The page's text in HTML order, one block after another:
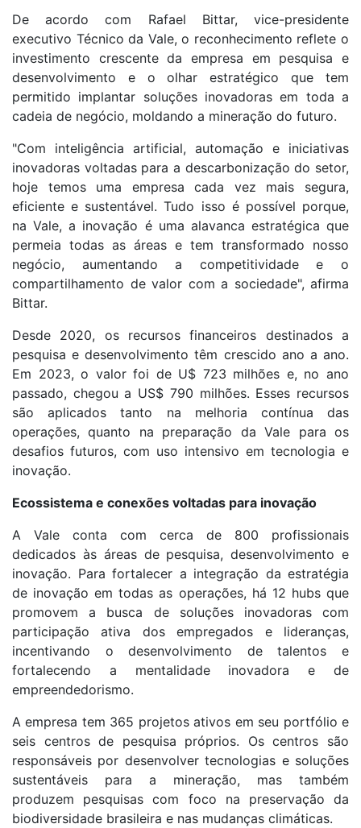
De acordo com Rafael Bittar, vice-presidente
executivo Técnico da Vale, o reconhecimento reflete o
investimento crescente da empresa em pesquisa e
desenvolvimento e o olhar estratégico que tem
permitido implantar soluções inovadoras em toda a
cadeia de negócio, moldando a mineração do futuro.
"Com inteligência artificial, automação e iniciativas
inovadoras voltadas para a descarbonização do setor,
hoje temos uma empresa cada vez mais segura,
eficiente e sustentável. Tudo isso é possível porque,
na Vale, a inovação é uma alavanca estratégica que
permeia todas as áreas e tem transformado nosso
negócio, aumentando a competitividade e o
compartilhamento de valor com a sociedade", afirma
Bittar.
Desde 2020, os recursos financeiros destinados a
pesquisa e desenvolvimento têm crescido ano a ano.
Em 2023, o valor foi de U$ 723 milhões e, no ano
passado, chegou a US$ 790 milhões. Esses recursos
são aplicados tanto na melhoria contínua das
operações, quanto na preparação da Vale para os
desafios futuros, com uso intensivo em tecnologia e
inovação.
Ecossistema e conexões voltadas para inovação
A Vale conta com cerca de 800 profissionais
dedicados às áreas de pesquisa, desenvolvimento e
inovação. Para fortalecer a integração da estratégia
de inovação em todas as operações, há 12 hubs que
promovem a busca de soluções inovadoras com
participação ativa dos empregados e lideranças,
incentivando o desenvolvimento de talentos e
fortalecendo a mentalidade inovadora e de
empreendedorismo.
A empresa tem 365 projetos ativos em seu portfólio e
seis centros de pesquisa próprios. Os centros são
responsáveis por desenvolver tecnologias e soluções
sustentáveis para a mineração, mas também
produzem pesquisas com foco na preservação da
biodiversidade brasileira e nas mudanças climáticas.